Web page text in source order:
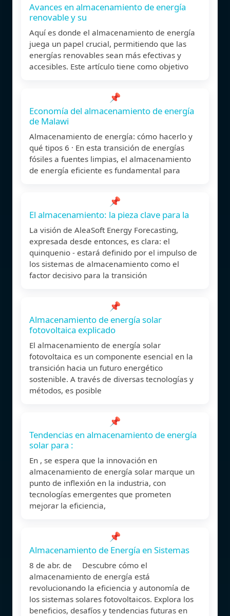
Avances en almacenamiento de energía
renovable y su
Aquí es donde el almacenamiento de energía
juega un papel crucial, permitiendo que las
energías renovables sean más efectivas y
accesibles. Este artículo tiene como objetivo
📌
Economía del almacenamiento de energía
de Malawi
Almacenamiento de energía: cómo hacerlo y
qué tipos 6 · En esta transición de energías
fósiles a fuentes limpias, el almacenamiento
de energía eficiente es fundamental para
📌
El almacenamiento: la pieza clave para la
La visión de AleaSoft Energy Forecasting,
expresada desde entonces, es clara: el
quinquenio ‑ estará definido por el impulso de
los sistemas de almacenamiento como el
factor decisivo para la transición
📌
Almacenamiento de energía solar
fotovoltaica explicado
El almacenamiento de energía solar
fotovoltaica es un componente esencial en la
transición hacia un futuro energético
sostenible. A través de diversas tecnologías y
métodos, es posible
📌
Tendencias en almacenamiento de energía
solar para :
En , se espera que la innovación en
almacenamiento de energía solar marque un
punto de inflexión en la industria, con
tecnologías emergentes que prometen
mejorar la eficiencia,
📌
Almacenamiento de Energía en Sistemas
8 de abr. de Descubre cómo el
almacenamiento de energía está
revolucionando la eficiencia y autonomía de
los sistemas solares fotovoltaicos. Explora los
beneficios, desafíos y tendencias futuras en